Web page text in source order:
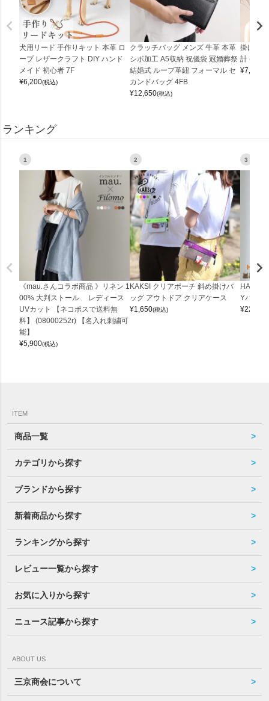
犬用リード 手作りキット 本革 ロ
ープ レザークラフト DIY ハンド
メイド 初心者 7F
¥6,200(税込)
クラッチバッグ メンズ 牛革 本革
シボ加工 A5収納 祝儀袋 冠婚葬祭
結婚式 ループ革紐 フォーマル セ
カンドバッグ 4FB
¥12,650(税込)
掛け時
計
¥7,150
ランキング
1
《mau.さんコラボ商品 》リネン 1
00% 大判ストール レディース
UVカット 【ネコポスで送料無
料】 (08000252r) 【名入れ刺繍可
能】
¥5,900(税込)
2
KAKSI クリアポーチ 斜め掛けバ
ッグ アウトドア クリアケース
¥1,650(税込)
3
Yバッグ
¥22,000
ITEM
商品一覧
カテゴリから探す
ブランドから探す
新着商品から探す
ランキングから探す
レビュー一覧から探す
お気に入りから探す
ニュース記事から探す
ABOUT US
三京商会について